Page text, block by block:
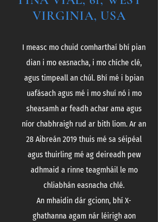
VIRGINIA, USA
I measc mo chuid comharthaí bhí pian
dian i mo easnacha, i mo chíche clé,
agus timpeall an chúl. Bhí mé i bpian
uafásach agus mé i mo shuí nó i mo
sheasamh ar feadh achar ama agus
níor chabhraigh rud ar bith liom. Ar an
28 Aibreán 2019 thuis mé sa séipéal
agus thuirling mé ag deireadh pew
adhmaid a rinne teagmháil le mo
chliabhán easnacha chlé.
An mhaidin dár gcionn, bhí X-
ghathanna agam nár léirigh aon